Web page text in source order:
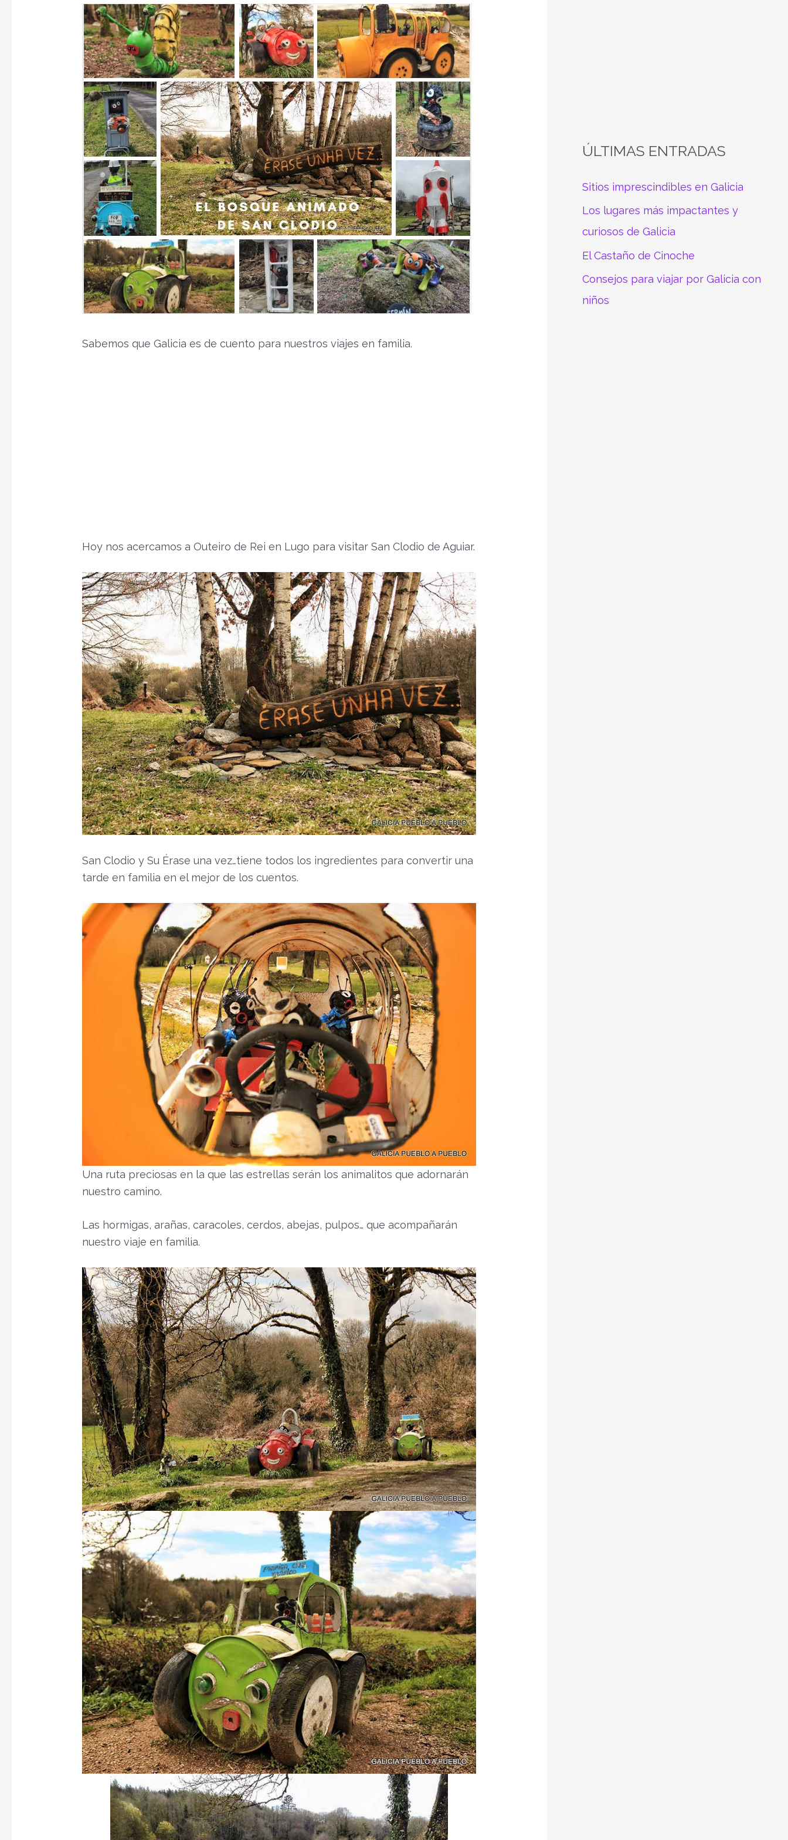
Sabemos que Galicia es de cuento para nuestros viajes en familia.
Hoy nos acercamos a Outeiro de Rei en Lugo para visitar San Clodio de Aguiar.
San Clodio y Su Érase una vez…tiene todos los ingredientes para convertir una
tarde en familia en el mejor de los cuentos.
Una ruta preciosas en la que las estrellas serán los animalitos que adornarán
nuestro camino.
Las hormigas, arañas, caracoles, cerdos, abejas, pulpos… que acompañarán
nuestro viaje en familia.
ÚLTIMAS ENTRADAS
Sitios imprescindibles en Galicia
Los lugares más impactantes y
curiosos de Galicia
El Castaño de Cinoche
Consejos para viajar por Galicia con
niños